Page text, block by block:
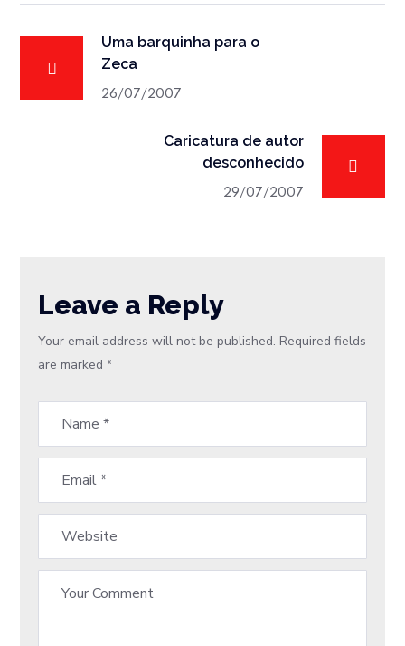
Uma barquinha para o
Zeca
26/07/2007
Caricatura de autor
desconhecido
29/07/2007
Leave a Reply
Your email address will not be published. Required fields
are marked*